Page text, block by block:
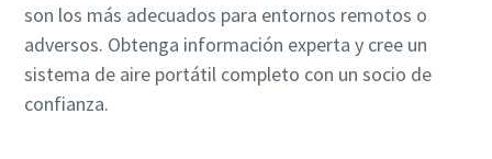
son los más adecuados para entornos remotos o
adversos. Obtenga información experta y cree un
sistema de aire portátil completo con un socio de
confianza.